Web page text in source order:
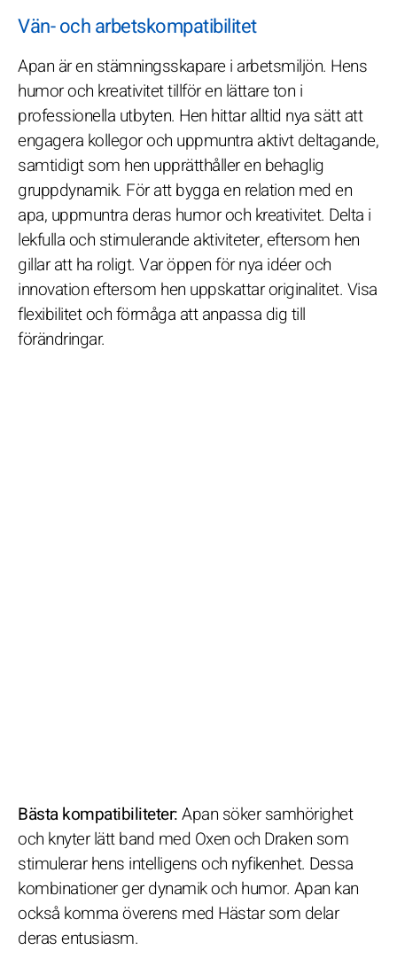
Vän- och arbetskompatibilitet
Apan är en stämningsskapare i arbetsmiljön. Hens
humor och kreativitet tillför en lättare ton i
professionella utbyten. Hen hittar alltid nya sätt att
engagera kollegor och uppmuntra aktivt deltagande,
samtidigt som hen upprätthåller en behaglig
gruppdynamik. För att bygga en relation med en
apa, uppmuntra deras humor och kreativitet. Delta i
lekfulla och stimulerande aktiviteter, eftersom hen
gillar att ha roligt. Var öppen för nya idéer och
innovation eftersom hen uppskattar originalitet. Visa
flexibilitet och förmåga att anpassa dig till
förändringar.
Bästa kompatibiliteter:Apan söker samhörighet
och knyter lätt band med Oxen och Draken som
stimulerar hens intelligens och nyfikenhet. Dessa
kombinationer ger dynamik och humor. Apan kan
också komma överens med Hästar som delar
deras entusiasm.